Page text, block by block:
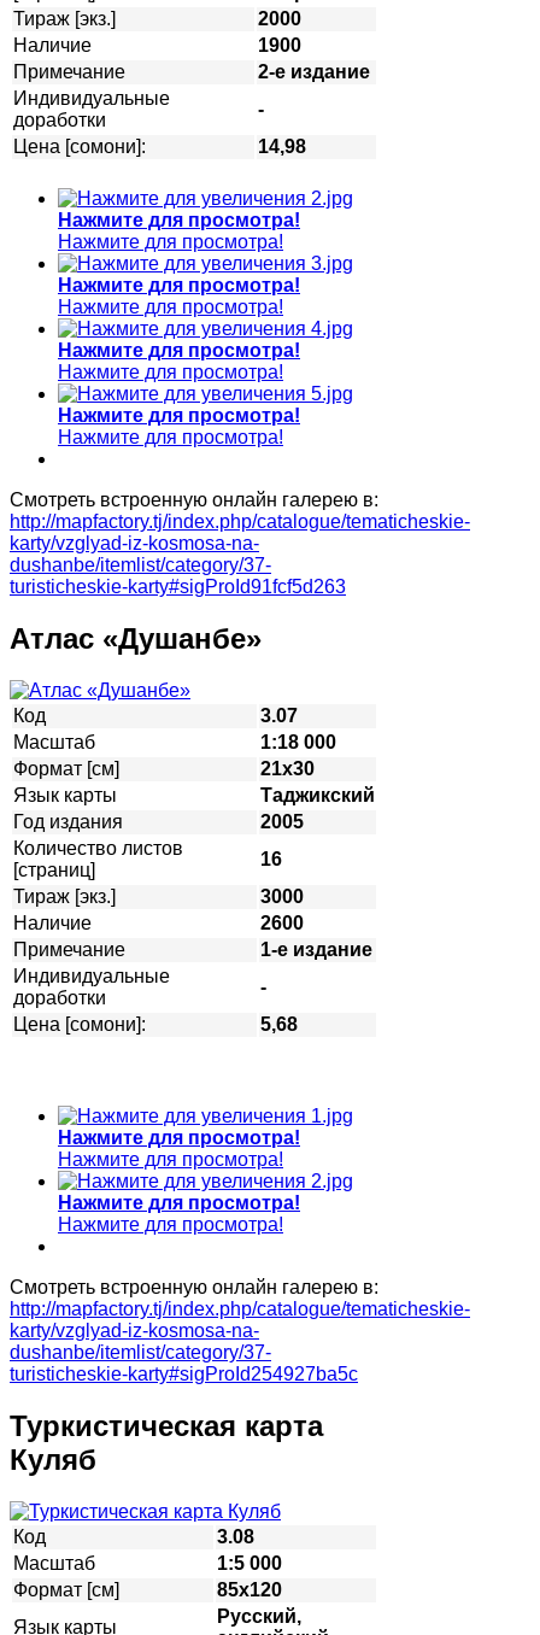
Тираж [экз.]
2000
Наличие
1900
Примечание
2-е издание
Индивидуальные
доработки
-
Цена [сомони]:
14,98
Нажмите для просмотра!
Нажмите для просмотра!
Нажмите для просмотра!
Нажмите для просмотра!
Нажмите для просмотра!
Нажмите для просмотра!
Нажмите для просмотра!
Нажмите для просмотра!
Смотреть встроенную онлайн галерею в:
http://mapfactory.tj/index.php/catalogue/tematicheskie-
karty/vzglyad-iz-kosmosa-na-
dushanbe/itemlist/category/37-
turisticheskie-karty#sigProId91fcf5d263
Атлас «Душанбе»
Код
3.07
Масштаб
1:18 000
Формат [см]
21х30
Язык карты
Таджикский
Год издания
2005
Количество листов
[страниц]
16
Тираж [экз.]
3000
Наличие
2600
Примечание
1-е издание
Индивидуальные
доработки
-
Цена [сомони]:
5,68
Нажмите для просмотра!
Нажмите для просмотра!
Нажмите для просмотра!
Нажмите для просмотра!
Смотреть встроенную онлайн галерею в:
http://mapfactory.tj/index.php/catalogue/tematicheskie-
karty/vzglyad-iz-kosmosa-na-
dushanbe/itemlist/category/37-
turisticheskie-karty#sigProId254927ba5c
Туркистическая карта
Куляб
Код
3.08
Масштаб
1:5 000
Формат [см]
85х120
Язык карты
Русский,